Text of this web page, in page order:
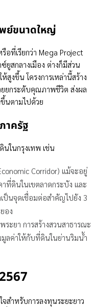
ย์ขนาดใหญ่
ที่เรียกว่า Mega Project
ยูสกลางเมือง ต่างก็มีส่วน
สูงขึ้น โครงการเหล่านี้สร้าง
ยยกระดับคุณภาพชีวิต ส่งผล
นตามไปด้วย
าครัฐ
ในกรุงเทพ เช่น
Corridor) แม้จะอยู่
ที่ดินในเขตลาดกระบัง และ
ป็นจุดเชื่อมต่อสำคัญไปยัง 3
อง
ะยา การสร้างสวนสาธารณะ
ลค่าให้กับที่ดินในย่านริมน้ำ
สำหรับการลงทุนระยะยาว